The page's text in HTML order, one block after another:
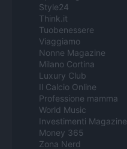
Style24
Think.it
Tuobenessere
Viaggiamo
Nonne Magazine
Milano Cortina
Luxury Club
Il Calcio Online
Professione mamma
World Music
Investimenti Magazine
Money 365
Zona Nerd